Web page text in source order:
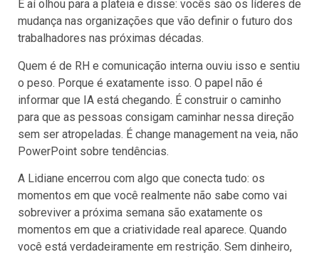
E aí olhou para a plateia e disse: vocês são os líderes de
mudança nas organizações que vão definir o futuro dos
trabalhadores nas próximas décadas.
Quem é de RH e comunicação interna ouviu isso e sentiu
o peso. Porque é exatamente isso. O papel não é
informar que IA está chegando. É construir o caminho
para que as pessoas consigam caminhar nessa direção
sem ser atropeladas. É change management na veia, não
PowerPoint sobre tendências.
A Lidiane encerrou com algo que conecta tudo: os
momentos em que você realmente não sabe como vai
sobreviver a próxima semana são exatamente os
momentos em que a criatividade real aparece. Quando
você está verdadeiramente em restrição. Sem dinheiro,